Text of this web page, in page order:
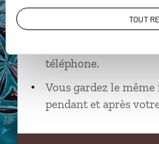
TOUT
près de vos envies et
Échangez en face à
téléphone.
Vous gardez le
pendant et après